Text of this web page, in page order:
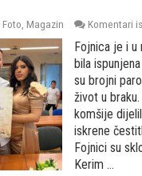
Foto Magazin Komentari
Fojnica je i
bila
su brojni
život u
komšije
iskrene
Fojnici su
Kerim …